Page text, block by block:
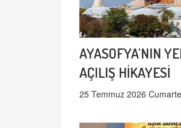
AYASOFYA'NIN
AÇILIŞ HİKAYESİ
25 Temmuz 2026